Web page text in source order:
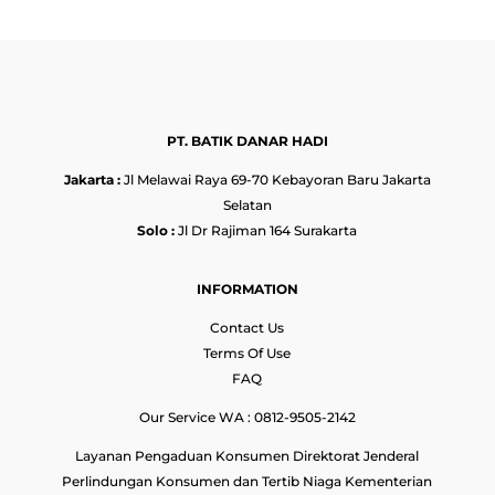
PT. BATIK DANAR HADI
Jakarta :Jl Melawai Raya 69-70 Kebayoran Baru Jakarta
Selatan
Solo : Jl Dr Rajiman 164 Surakarta
INFORMATION
Contact Us
Terms Of Use
FAQ
Our Service WA : 0812-9505-2142
Layanan Pengaduan Konsumen Direktorat Jenderal
Perlindungan Konsumen dan Tertib Niaga Kementerian